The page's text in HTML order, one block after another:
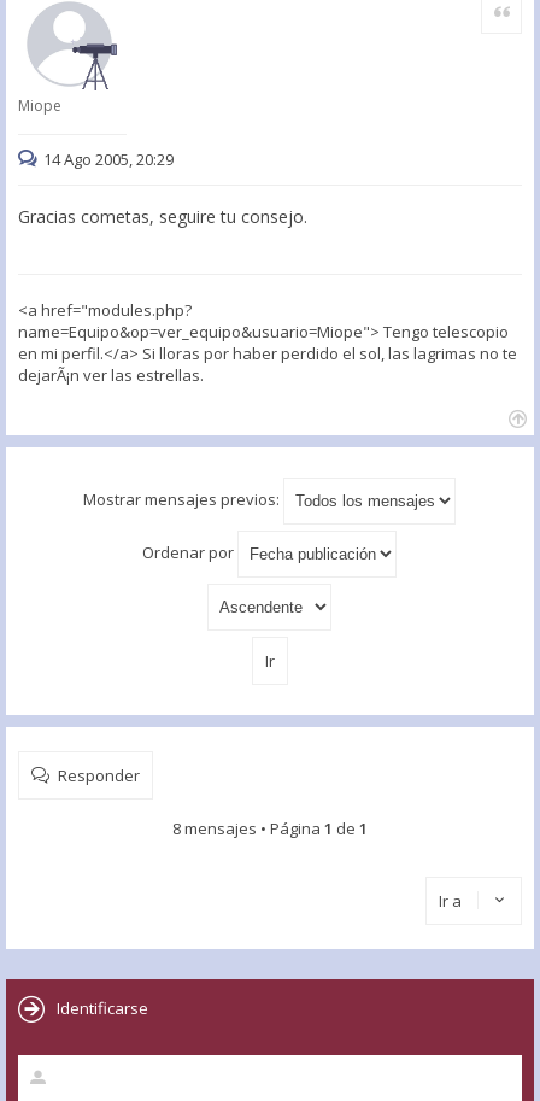
Miope
Citar
14 Ago 2005, 20:29
Gracias cometas, seguire tu consejo.
<a href="modules.php?
name=Equipo&op=ver_equipo&usuario=Miope"> Tengo telescopio
en mi perfil.</a> Si lloras por haber perdido el sol, las lagrimas no te
dejarÃ¡n ver las estrellas.
Mostrar mensajes previos:
Ordenar por
Responder
8 mensajes • Página 1 de 1
Ir a
Identificarse